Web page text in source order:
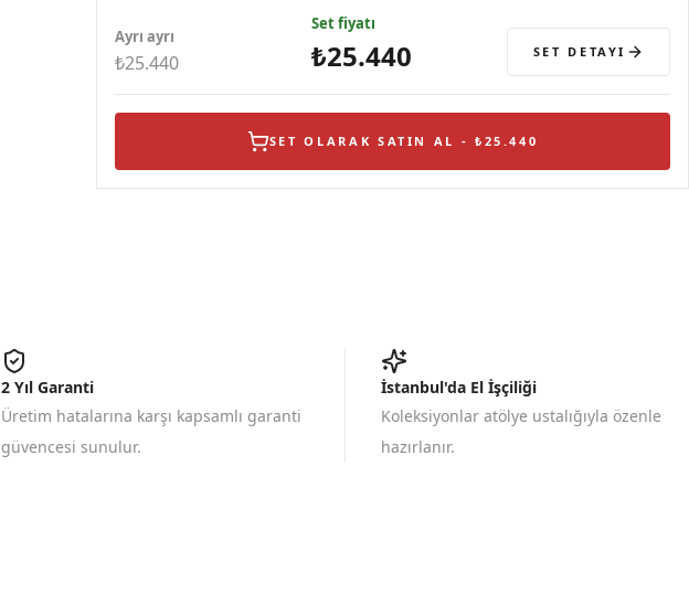
Ayrı ayrı
₺25.440
Set fiyatı
₺25.440 SET DETAYI
SET OLARAK SATIN AL - ₺25.440
2 Yıl Garanti
Üretim hatalarına karşı kapsamlı garanti
güvencesi sunulur.
İstanbul'da El İşçiliği
Koleksiyonlar atölye ustalığıyla özenle
hazırlanır.